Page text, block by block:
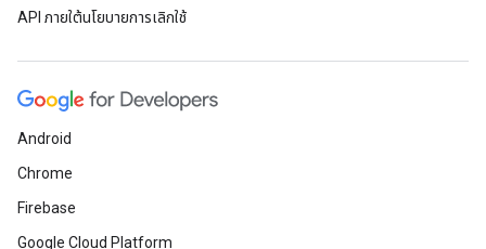
API ภายใต้นโยบายการเลิกใช้
Android
Chrome
Firebase
Google Cloud Platform